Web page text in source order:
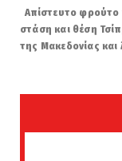
Απίστευτο φρούτο
στάση και θέση
της Μακεδονίας και